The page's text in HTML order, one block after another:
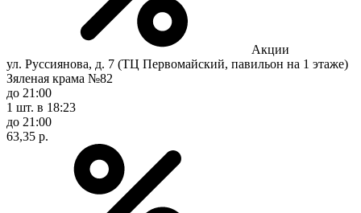
Акции
ул. Руссиянова, д. 7 (ТЦ Первомайский, павильон на 1 этаже)
Зяленая крама №82
до 21:00
1 шт. в 18:23
до 21:00
63,35 р.